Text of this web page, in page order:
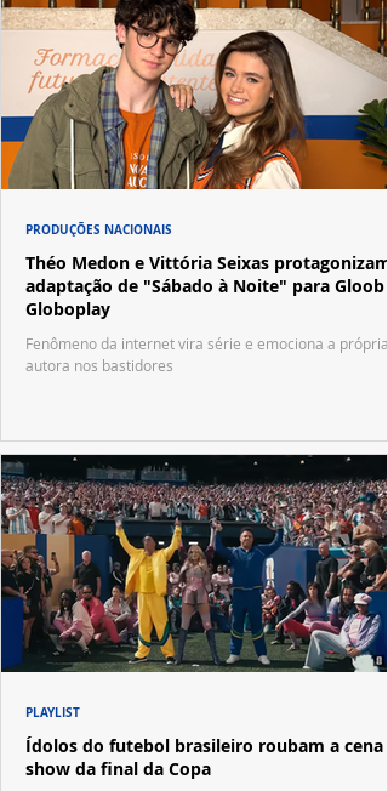
Théo Medon e Vittória Seixas protagonizam
adaptação de "Sábado à Noite" para Gloob e
Globoplay
Fenômeno da internet vira série e emociona a própria
autora nos bastidores
PRODUÇÕES NACIONAIS
Ídolos do futebol brasileiro roubam a cena
show da final da Copa
PLAYLIST